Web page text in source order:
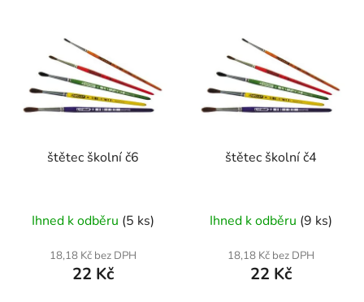
štětec školní č6
Ihned k odběru (5 ks)
18,18 Kč bez DPH
22 Kč
štětec školní č4
Ihned k odběru (9 ks)
18,18 Kč bez DPH
22 Kč